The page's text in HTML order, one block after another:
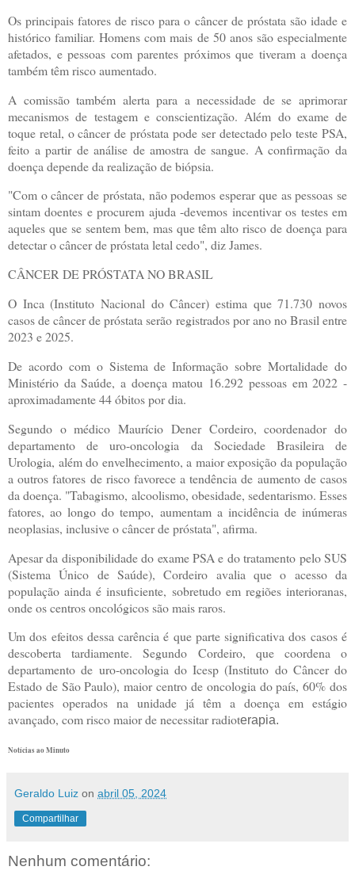
Os principais fatores de risco para o câncer de próstata são idade e
histórico familiar. Homens com mais de 50 anos são especialmente
afetados, e pessoas com parentes próximos que tiveram a doença
também têm risco aumentado.
A comissão também alerta para a necessidade de se aprimorar
mecanismos de testagem e conscientização. Além do exame de
toque retal, o câncer de próstata pode ser detectado pelo teste PSA,
feito a partir de análise de amostra de sangue. A confirmação da
doença depende da realização de biópsia.
"Com o câncer de próstata, não podemos esperar que as pessoas se
sintam doentes e procurem ajuda -devemos incentivar os testes em
aqueles que se sentem bem, mas que têm alto risco de doença para
detectar o câncer de próstata letal cedo", diz James.
CÂNCER DE PRÓSTATA NO BRASIL
O Inca (Instituto Nacional do Câncer) estima que 71.730 novos
casos de câncer de próstata serão registrados por ano no Brasil entre
2023 e 2025.
De acordo com o Sistema de Informação sobre Mortalidade do
Ministério da Saúde, a doença matou 16.292 pessoas em 2022 -
aproximadamente 44 óbitos por dia.
Segundo o médico Maurício Dener Cordeiro, coordenador do
departamento de uro-oncologia da Sociedade Brasileira de
Urologia, além do envelhecimento, a maior exposição da população
a outros fatores de risco favorece a tendência de aumento de casos
da doença. "Tabagismo, alcoolismo, obesidade, sedentarismo. Esses
fatores, ao longo do tempo, aumentam a incidência de inúmeras
neoplasias, inclusive o câncer de próstata", afirma.
Apesar da disponibilidade do exame PSA e do tratamento pelo SUS
(Sistema Único de Saúde), Cordeiro avalia que o acesso da
população ainda é insuficiente, sobretudo em regiões interioranas,
onde os centros oncológicos são mais raros.
Um dos efeitos dessa carência é que parte significativa dos casos é
descoberta tardiamente. Segundo Cordeiro, que coordena o
departamento de uro-oncologia do Icesp (Instituto do Câncer do
Estado de São Paulo), maior centro de oncologia do país, 60% dos
pacientes operados na unidade já têm a doença em estágio
avançado, com risco maior de necessitar radioterapia.
Notícias ao Minuto
Geraldo Luiz on abril 05, 2024
Compartilhar
Nenhum comentário: